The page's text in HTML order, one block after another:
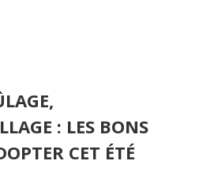
: LES BONS
CET ÉTÉ